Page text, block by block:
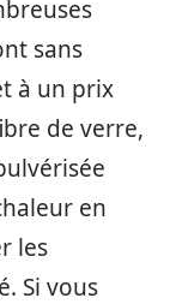
sans
à un prix
de verre,
en
les
Si vous